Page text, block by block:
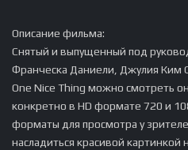
Описание фильма:
Снятый и выпущенный под
Франческа Даниели, Джулия Ким
One Nice Thing можно смотреть
конкретно в HD формате 720 и
форматы для просмотра у
насладиться красивой картинкой